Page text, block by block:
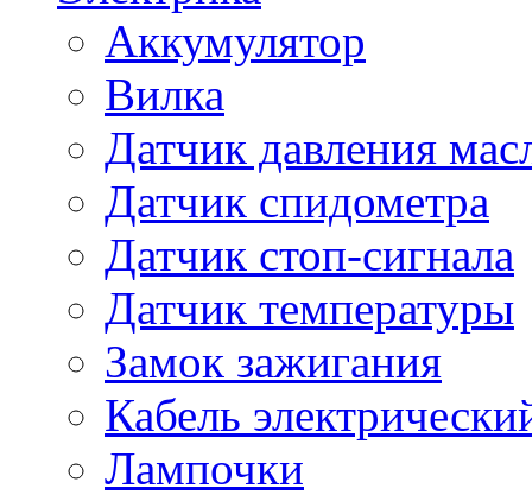
Аккумулятор
Вилка
Датчик давления
Датчик спидометра
Датчик стоп-сигнала
Датчик температуры
Замок зажигания
Кабель
Лампочки